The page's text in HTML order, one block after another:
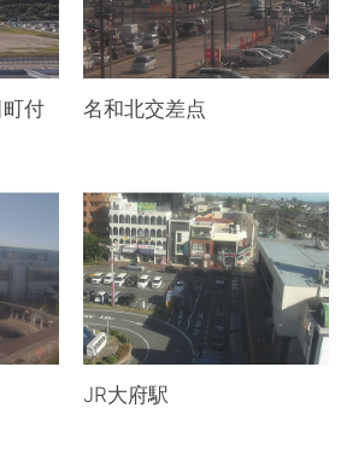
付
名和北交差点
JR大府駅